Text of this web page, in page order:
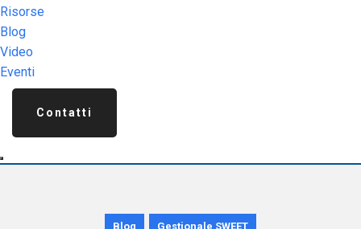
Risorse
Blog
Video
Eventi
Contatti
Blog Gestionale SWEET